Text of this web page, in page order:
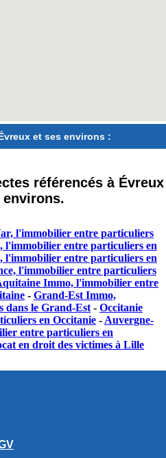
et ses environs :
référencés à Évreux
environs.
l'immobilier entre particuliers
l'immobilier entre particuliers en
l'immobilier entre particuliers en
l'immobilier entre particuliers
Immo, l'immobilier entre
- Grand-Est Immo,
dans le Grand-Est - Occitanie
en Occitanie - Auvergne-
entre particuliers en
en droit des victimes à Lille